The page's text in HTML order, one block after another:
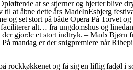
at se stjerner og hjerter blive
at åbne dette års MadeInEsbjerg
og set stort på både Opera På
alt… fra ungdomshus og
gjorde et stort indtryk. – Mads Bjørn
mandag er der snigpremiere når
rockkøkkenet og få sig en liflig fadøl i